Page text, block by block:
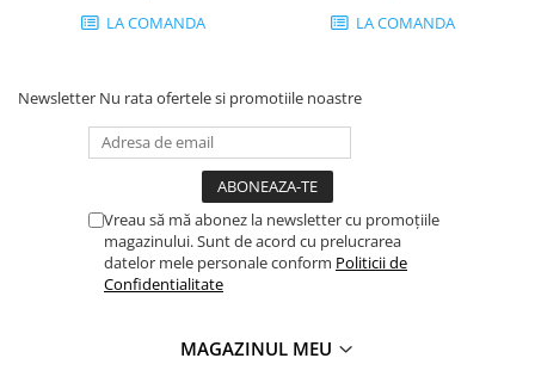
LA COMANDA LA COMANDA
Newsletter Nu rata ofertele si promotiile noastre
Vreau să mă abonez la newsletter cu promoțiile
magazinului. Sunt de acord cu prelucrarea
datelor mele personale conform Politicii de
Confidentialitate
MAGAZINUL MEU